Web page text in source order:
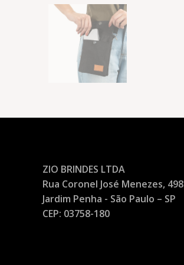
ZIO BRINDES LTDA
Rua Coronel José Menezes, 498
Jardim Penha - São Paulo – SP
CEP: 03758-180